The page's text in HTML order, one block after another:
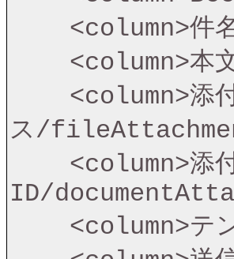
ス/
ID/